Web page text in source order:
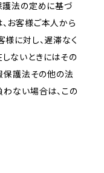
護法の定めに基づ
お客様ご本人から
様に対し、遅滞なく
ないときにはその
保護法その他の法
わない場合は、この